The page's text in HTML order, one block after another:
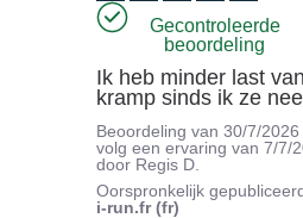
Gecontroleerde
beoordeling
Ik heb minder last
kramp sinds ik ze
Beoordeling van30/7/2026
volg een ervaring van7/7/
door Regis D.
Oorspronkelijk
i-run.fr (fr)